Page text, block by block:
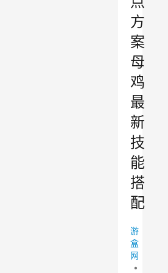
方
案
母
鸡
最
新
技
能
搭
配
游
盒
网
•